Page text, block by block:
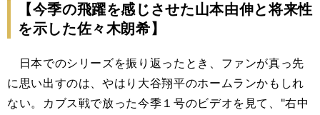
【今季の飛躍を感じさせた山本由伸と将来性
を示した佐々木朗希】
日本でのシリーズを振り返ったとき、ファンが真っ先
に思い出すのは、やはり大谷翔平のホームランかもしれ
ない。カブス戦で放った今季１号のビデオを見て、"右中